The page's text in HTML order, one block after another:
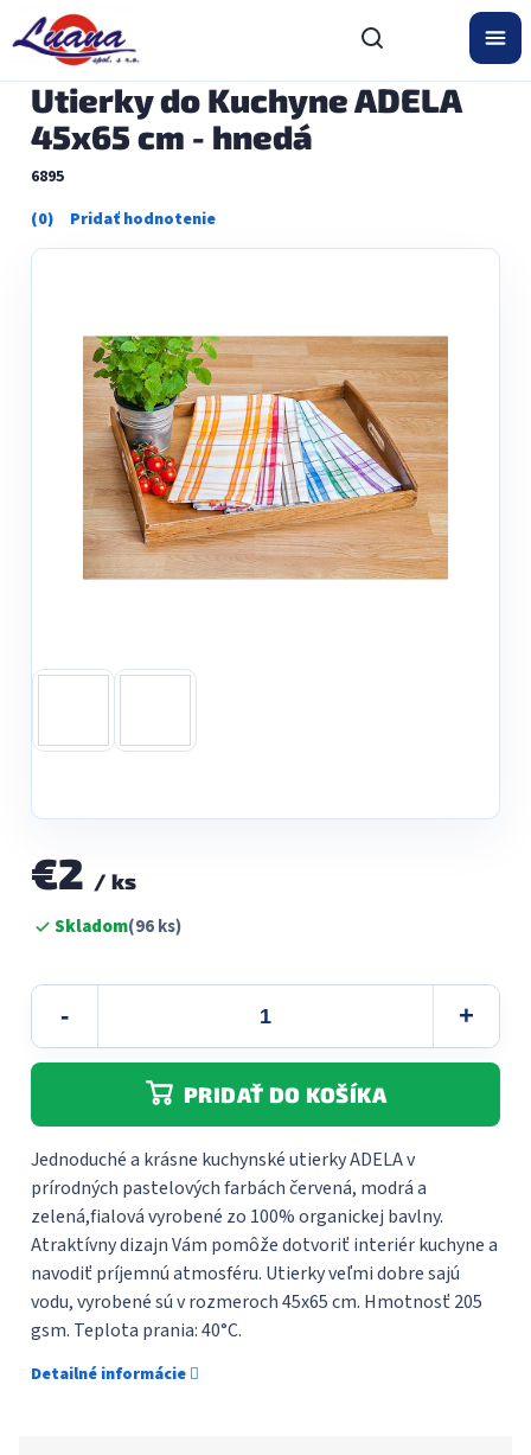
obsah
Utierky do Kuchyne ADELA
45x65 cm - hnedá
6895
Priemerné
hodnotenie
hviezdičiek.
€2 / ks
Jednotková
cena:Skladom(96 ks)
PRIDAŤ DO KOŠÍKA
Jednoduché a krásne kuchynské utierky ADELA v
prírodných pastelových farbách červená, modrá a
zelená,fialová vyrobené zo 100% organickej bavlny.
Atraktívny dizajn Vám pomôže dotvoriť interiér kuchyne a
navodiť príjemnú atmosféru. Utierky veľmi dobre sajú
vodu, vyrobené sú v rozmeroch 45x65 cm. Hmotnosť 205
gsm. Teplota prania: 40°C.
Detailné informácie